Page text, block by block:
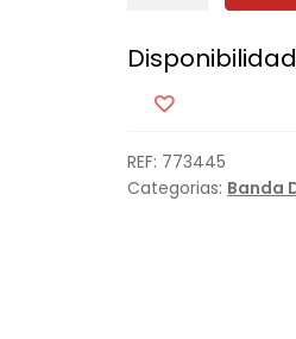
-
Promessa
REF: 773445
Categorias: Banda